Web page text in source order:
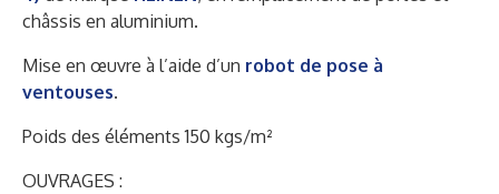
châssis en aluminium.
Mise en œuvre à l’aide d’un robot de pose à
ventouses.
Poids des éléments 150 kgs/m²
OUVRAGES :